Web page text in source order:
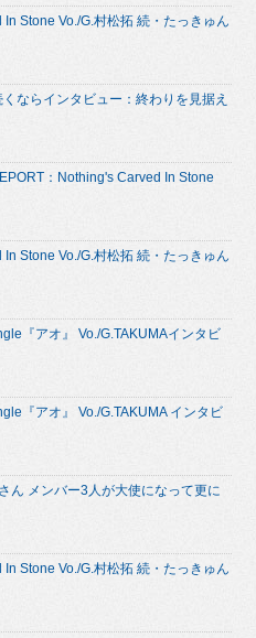
In Stone Vo./G.村松拓 続・たっきゅん
ならインタビュー：終わりを見据え
：Nothing's Carved In Stone
In Stone Vo./G.村松拓 続・たっきゅん
『アオ』 Vo./G.TAKUMAインタビ
『アオ』 Vo./G.TAKUMA インタビ
ん メンバー3人が大使になって更に
In Stone Vo./G.村松拓 続・たっきゅん